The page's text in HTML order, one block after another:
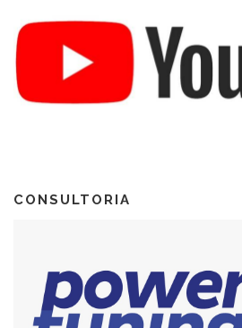
CONSULTORIA